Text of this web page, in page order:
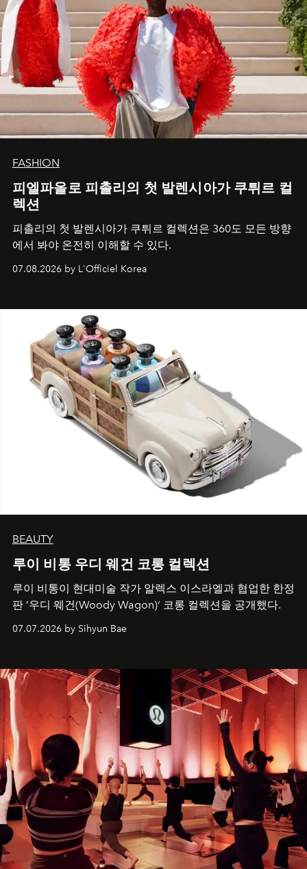
FASHION
피엘파올로 피촐리의 첫 발렌시아가 쿠튀르 컬
렉션
피촐리의 첫 발렌시아가 쿠튀르 컬렉션은 360도 모든 방향
에서 봐야 온전히 이해할 수 있다.
07.08.2026 by L'Officiel Korea
BEAUTY
루이 비통 우디 웨건 코롱 컬렉션
루이 비통이 현대미술 작가 알렉스 이스라엘과 협업한 한정
판 ’우디 웨건(Woody Wagon)‘ 코롱 컬렉션을 공개했다.
07.07.2026 by Sihyun Bae